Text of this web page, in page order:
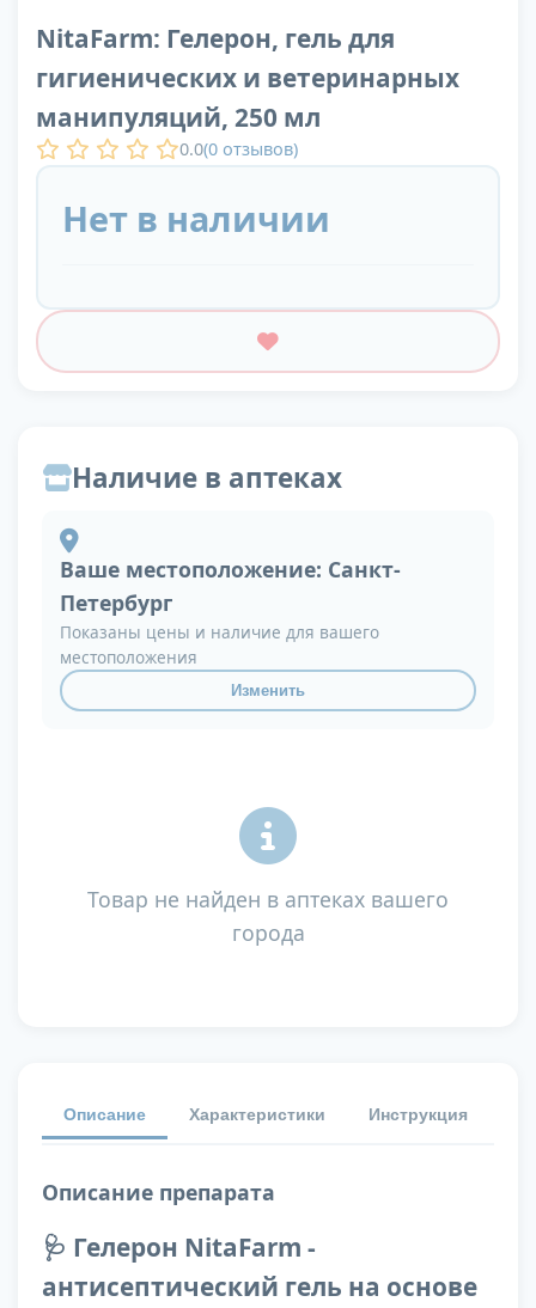
NitaFarm: Гелерон, гель для
гигиенических и ветеринарных
манипуляций, 250 мл
0.0(0 отзывов)
Нет в наличии
Наличие в аптеках
Ваше местоположение: Санкт-
Петербург
Показаны цены и наличие для вашего
местоположения
Изменить
Товар не найден в аптеках вашего
города
Описание Характеристики Инструкция
Описание препарата
🩺 Гелерон NitaFarm -
антисептический гель на основе